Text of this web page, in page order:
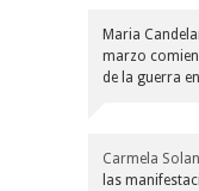
Maria
marzo
de la guerra
Carmela
las